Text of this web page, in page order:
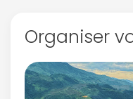
Organiser